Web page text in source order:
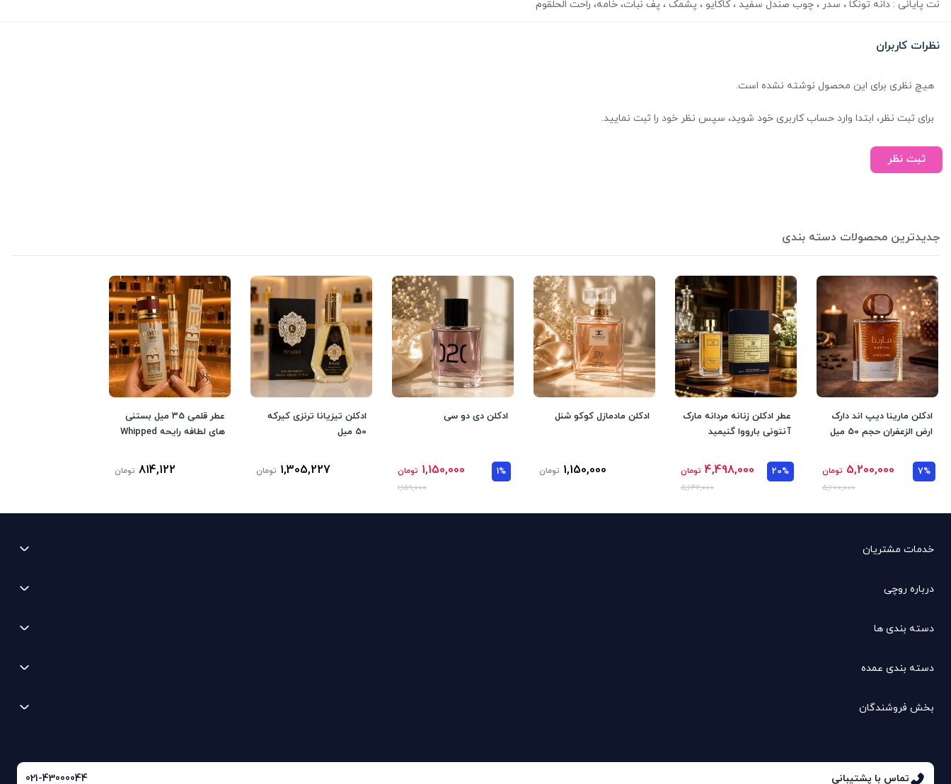
نت پایانی : دانه تونکا ، سدر ، چوب صندل سفید ، کاکایو ، پشمک ، پف نبات، خامه، راحت الحلقوم
نظرات کاربران
هیچ نظری برای این محصول نوشته نشده است.
برای ثبت نظر، ابتدا وارد حساب کاربری خود شوید، سپس نظر خود را ثبت نمایید.
ثبت نظر
جدیدترین محصولات دسته بندی
ادکلن مارینا دیپ اند دارک
ارض الزعفران حجم 50 میل
7%
5,200,000 تومان
5,600,000
عطر ادکلن زنانه مردانه مارک
آنتونی بارووا گنیمید
20%
4,498,000 تومان
5,642,000
ادکلن مادمازل کوکو شنل
1,150,000 تومان
ادکلن دی دو سی
1%
1,150,000 تومان
1,159,000
ادکلن تیزیانا ترنزی کیرکه
50 میل
1,305,227 تومان
عطر قلمی 35 میل بستنی
های لطافه رایحه Whipped
814,122 تومان
خدمات مشتریان
درباره روچی
دسته بندی ها
دسته بندی عمده
بخش فروشندگان
تماس با پشتیبانی 021-43000044